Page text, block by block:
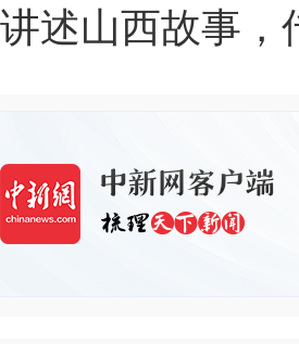
述山西故事，